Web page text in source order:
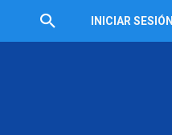
INICIAR SESIÓN